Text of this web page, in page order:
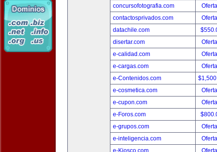
concursofotografia.com
contactosprivados.com
datachile.com
disertar.com
e-calidad.com
e-cargas.com
e-Contenidos.com
e-cosmetica.com
e-cupon.com
e-Foros.com
e-grupos.com
e-inteligencia.com
e-Kiosco.com